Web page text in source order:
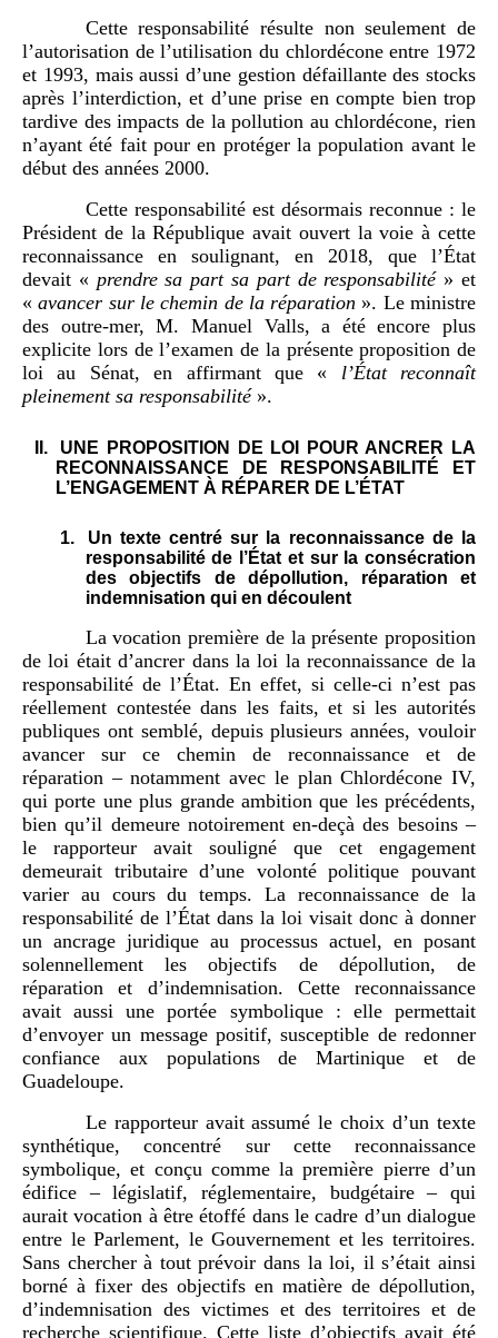
Cette responsabilité résulte non seulement de
l’autorisation de l’utilisation du chlordécone entre 1972
et 1993, mais aussi d’une gestion défaillante des stocks
après l’interdiction, et d’une prise en compte bien trop
tardive des impacts de la pollution au chlordécone, rien
n’ayant été fait pour en protéger la population avant le
début des années 2000.
Cette responsabilité est désormais reconnue : le
Président de la République avait ouvert la voie à cette
reconnaissance en soulignant, en 2018, que l’État
devait « prendre sa part sa part de responsabilité» et
«avancer sur le chemin de la réparation ». Le ministre
des outre-mer, M. Manuel Valls, a été encore plus
explicite lors de l’examen de la présente proposition de
loi au Sénat, en affirmant que « l’État reconnaît
pleinement sa responsabilité».
II.
UNE PROPOSITION DE LOI POUR ANCRER LA
RECONNAISSANCE DE RESPONSABILITÉ ET
L’ENGAGEMENT À RÉPARER DE L’ÉTAT
1.
Un texte centré sur la reconnaissance de la
responsabilité de l’État et sur la consécration
des objectifs de dépollution, réparation et
indemnisation qui en découlent
La vocation première de la présente proposition
de loi était d’ancrer dans la loi la reconnaissance de la
responsabilité de l’État. En effet, si celle-ci n’est pas
réellement contestée dans les faits, et si les autorités
publiques ont semblé, depuis plusieurs années, vouloir
avancer sur ce chemin de reconnaissance et de
réparation – notamment avec le plan Chlordécone IV,
qui porte une plus grande ambition que les précédents,
bien qu’il demeure notoirement en-deçà des besoins –
le rapporteur avait souligné que cet engagement
demeurait tributaire d’une volonté politique pouvant
varier au cours du temps. La reconnaissance de la
responsabilité de l’État dans la loi visait donc à donner
un ancrage juridique au processus actuel, en posant
solennellement les objectifs de dépollution, de
réparation et d’indemnisation. Cette reconnaissance
avait aussi une portée symbolique : elle permettait
d’envoyer un message positif, susceptible de redonner
confiance aux populations de Martinique et de
Guadeloupe.
Le rapporteur avait assumé le choix d’un texte
synthétique, concentré sur cette reconnaissance
symbolique, et conçu comme la première pierre d’un
édifice – législatif, réglementaire, budgétaire – qui
aurait vocation à être étoffé dans le cadre d’un dialogue
entre le Parlement, le Gouvernement et les territoires.
Sans chercher à tout prévoir dans la loi, il s’était ainsi
borné à fixer des objectifs en matière de dépollution,
d’indemnisation des victimes et des territoires et de
recherche scientifique. Cette liste d’objectifs avait été